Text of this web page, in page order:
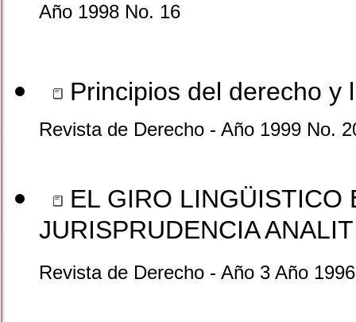
Año 1998 No. 16
Principios del derecho y
Revista de Derecho - Año 1999 No.
EL GIRO LINGÜISTICO
JURISPRUDENCIA
Revista de Derecho - Año 3 Año 1996